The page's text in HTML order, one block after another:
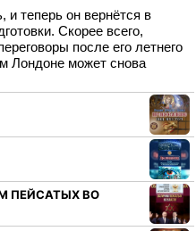
теперь он вернётся в
Скорее всего,
после его летнего
Лондоне может снова
ПЕЙСАТЫХ ВО